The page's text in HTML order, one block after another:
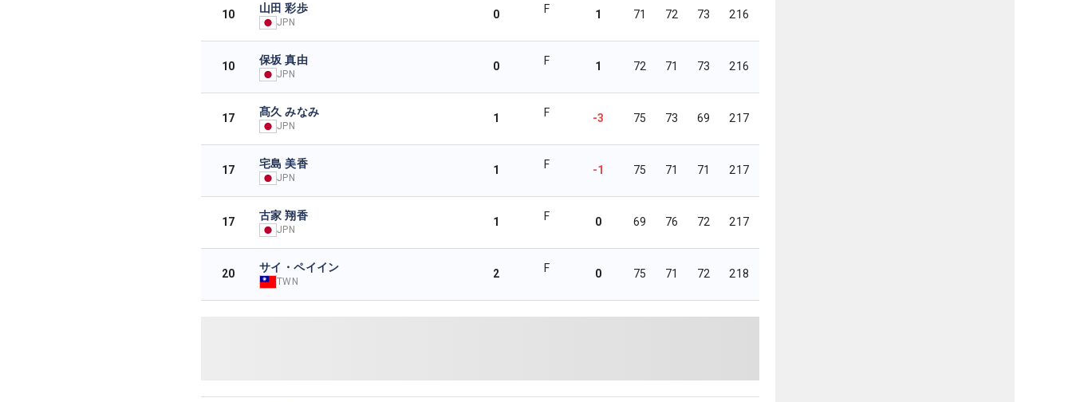
10 山田 彩歩
JPN
0 F 1 71 72 73 216
10 保坂 真由
JPN
0 F 1 72 71 73 216
17 髙久 みなみ
JPN
1 F -3 75 73 69 217
17 宅島 美香
JPN
1 F -1 75 71 71 217
17 古家 翔香
JPN
1 F 0 69 76 72 217
20 サイ・ペイイン
TWN
2 F 0 75 71 72 218